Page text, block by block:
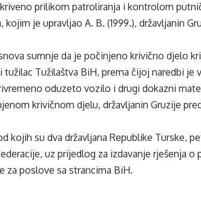
prilikom patroliranja i kontrolom
kojim je upravljao A. B. (1999.), državljanin
sumnje da je počinjeno krivično djelo
tužilac Tužilaštva BiH, prema čijoj naredbi
oduzeto vozilo i drugi dokazni
krivičnom djelu, državljanin Gruzije
kojih su dva državljana Republike Turske,
uz prijedlog za izdavanje rješenja
za poslove sa strancima BiH.